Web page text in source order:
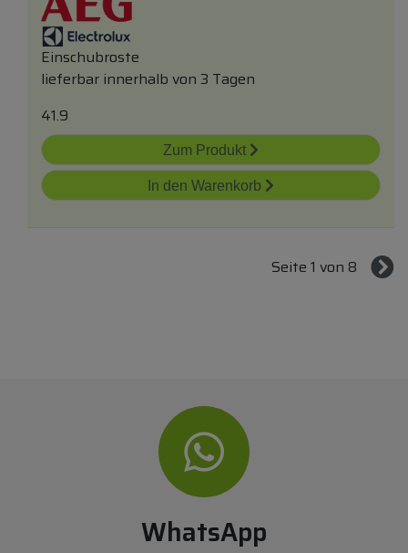
Einschubroste
lieferbar innerhalb von 3 Tagen
41.9
Zum Produkt
In den Warenkorb
Seite 1 von 8
WhatsApp